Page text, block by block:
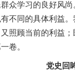
众学习的良好风尚
不同的具体利益。
照顾当前的利益 ；
卷。
党史回